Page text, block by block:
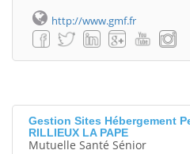
http://www.gmf.fr
Gestion Sites Hébergement
RILLIEUX LA PAPE
Mutuelle Santé Sénior